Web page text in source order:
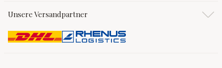
Unsere Versandpartner